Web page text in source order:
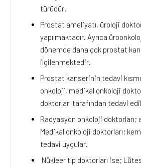
türüdür.
Prostat ameliyatı, üroloji
yapılmaktadır. Ayrıca
dönemde daha çok prostat
ilgilenmektedir.
Prostat kanserinin tedavi
onkoloji, medikal onkoloji
doktorları tarafından tedavi
Radyasyon onkoloji doktorları;
Medikal onkoloji doktorları;
tedavi uygular.
Nükleer tıp doktorları ise;